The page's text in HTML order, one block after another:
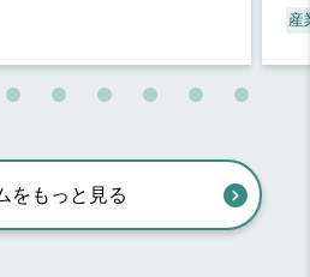
産
をもっと見る